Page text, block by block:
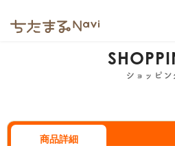
ショッピン
商品詳細